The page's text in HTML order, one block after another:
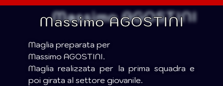
Massimo AGOSTINI
Maglia preparata per
Massimo AGOSTINI.
Maglia realizzata per la prima squadra e
poi girata al settore giovanile.